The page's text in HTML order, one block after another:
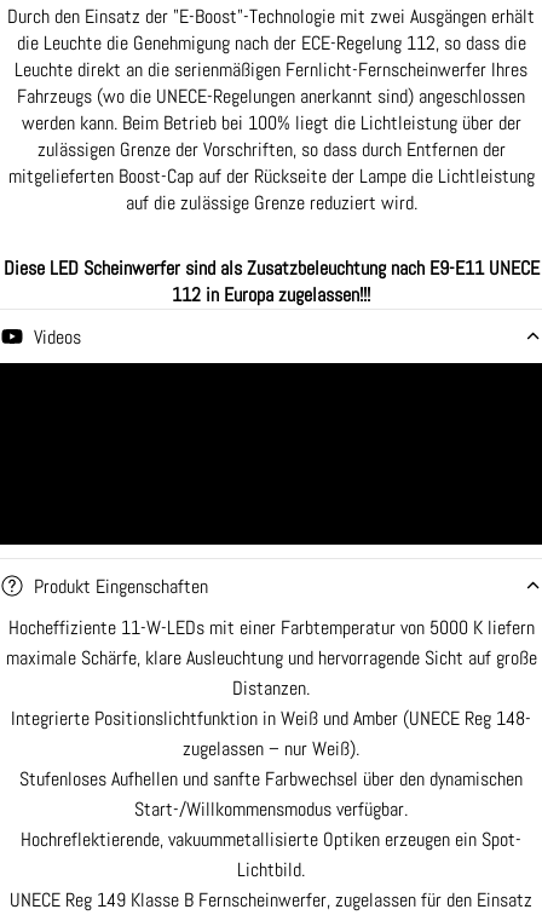
Durch den Einsatz der "E-Boost"-Technologie mit zwei Ausgängen erhält
die Leuchte die Genehmigung nach der ECE-Regelung 112, so dass die
Leuchte direkt an die serienmäßigen Fernlicht-Fernscheinwerfer Ihres
Fahrzeugs (wo die UNECE-Regelungen anerkannt sind) angeschlossen
werden kann. Beim Betrieb bei 100% liegt die Lichtleistung über der
zulässigen Grenze der Vorschriften, so dass durch Entfernen der
mitgelieferten Boost-Cap auf der Rückseite der Lampe die Lichtleistung
auf die zulässige Grenze reduziert wird.
Diese LED Scheinwerfer sind als Zusatzbeleuchtung nach E9-E11 UNECE
112 in Europa zugelassen!!!
Videos
Produkt Eingenschaften
Hocheffiziente 11-W-LEDs mit einer Farbtemperatur von 5000 K liefern
maximale Schärfe, klare Ausleuchtung und hervorragende Sicht auf große
Distanzen.
Integrierte Positionslichtfunktion in Weiß und Amber (UNECE Reg 148-
zugelassen – nur Weiß).
Stufenloses Aufhellen und sanfte Farbwechsel über den dynamischen
Start-/Willkommensmodus verfügbar.
Hochreflektierende, vakuummetallisierte Optiken erzeugen ein Spot-
Lichtbild.
UNECE Reg 149 Klasse B Fernscheinwerfer, zugelassen für den Einsatz